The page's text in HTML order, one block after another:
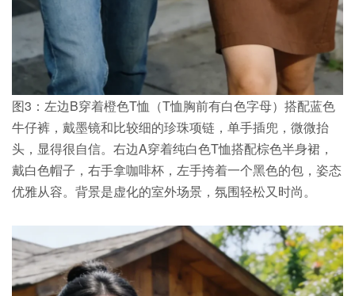
图3：左边B穿着橙色T恤（T恤胸前有白色字母）搭配蓝色
牛仔裤，戴墨镜和比较细的珍珠项链，单手插兜，微微抬
头，显得很自信。右边A穿着纯白色T恤搭配棕色半身裙，
戴白色帽子，右手拿咖啡杯，左手挎着一个黑色的包，姿态
优雅从容。背景是虚化的室外场景，氛围轻松又时尚。